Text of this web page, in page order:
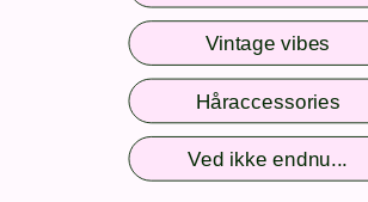
Nem og sikker betaling
Vintage vibes
Håraccessories
Ved ikke endnu...